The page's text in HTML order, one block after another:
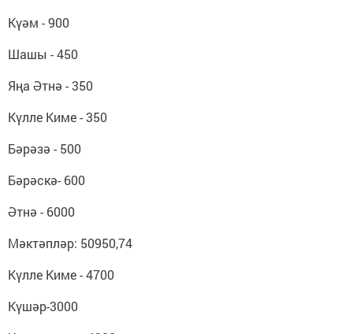
Күәм - 900
Шашы - 450
Яңа Әтнә - 350
Күлле Киме - 350
Бәрәзә - 500
Бәрәскә- 600
Әтнә - 6000
Мәктәпләр: 50950,74
Күлле Киме - 4700
Күшәр-3000